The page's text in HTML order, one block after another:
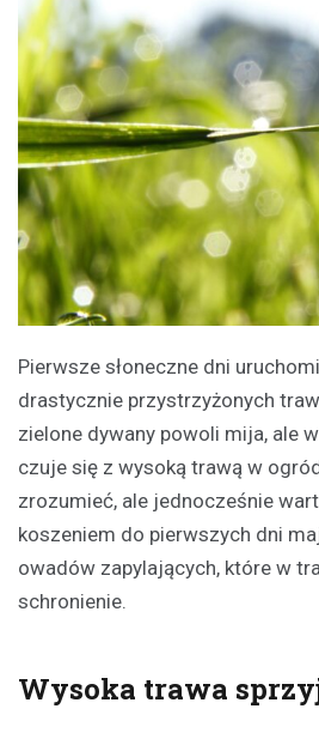
Pierwsze słoneczne dni
drastycznie przystrzyżonych
zielone dywany powoli mija, ale
czuje się z wysoką trawą w
zrozumieć, ale jednocześnie
koszeniem do pierwszych dni
owadów zapylających, które w
schronienie.
Wysoka trawa